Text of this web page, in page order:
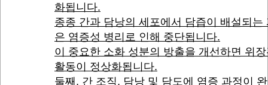
화됩니다.
종종 간과 담낭의 세포에서 담즙이 배설되는
은 염증성 병리로 인해 중단됩니다.
이 중요한 소화 성분의 방출을 개선하면 위
활동이 정상화됩니다.
둘째, 간 조직, 담낭 및 담도에 염증 과정이